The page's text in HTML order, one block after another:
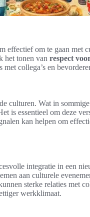
effectief om te gaan met
het tonen van respect
collega’s en
culturen. Wat in
is essentieel om deze
kan helpen om
integratie in een
aan culturele
sterke relaties met
werkklimaat.